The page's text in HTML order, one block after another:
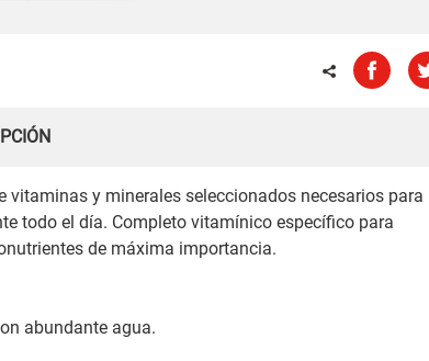
y minerales seleccionados necesarios para
todo el día. Completo vitamínico específico para
de máxima importancia.
abundante agua.